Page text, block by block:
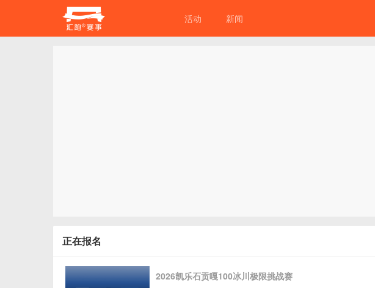
活动 新闻
正在报名
2026凯乐石贡嘎100冰川极限挑战赛